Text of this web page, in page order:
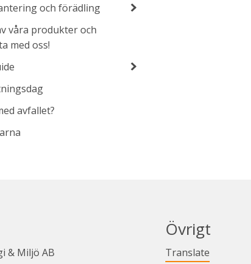
och förädling
våra produkter och
med oss!
avfallet?
& Miljö AB
Övrigt
Translate